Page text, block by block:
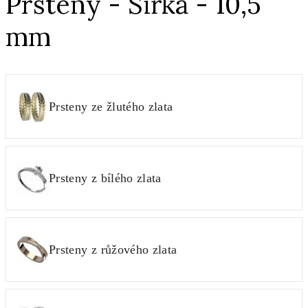
mm
Prsteny ze žlutého zlata
Prsteny z bílého zlata
Prsteny z růžového zlata